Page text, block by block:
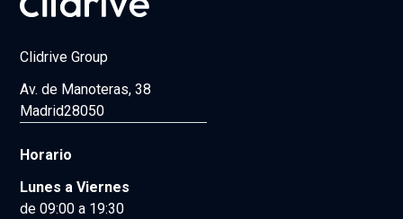
Clidrive Group
Av. de Manoteras, 38
Madrid28050
Horario
Lunes a Viernes
de 09:00 a 19:30